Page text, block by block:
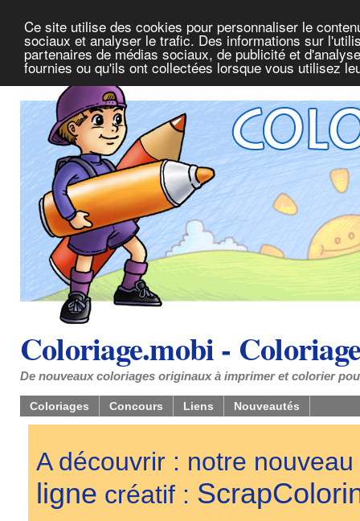
Ce site utilise des cookies pour personnaliser le
sociaux et analyser le trafic. Des informations sur
partenaires de médias sociaux, de publicité et
fournies ou qu'ils ont collectées lorsque vous utilisez
Coloriage.mobi -
De nouveaux coloriages originaux à imprimer et colorier
Coloriages Concours Liens Nouveautés
A découvrir : notre
ligne créatif :